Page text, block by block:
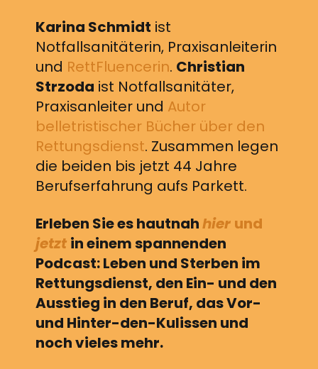
Karina Schmidt ist
Notfallsanitäterin, Praxisanleiterin
und RettFluencerin. Christian
Strzoda ist Notfallsanitäter,
Praxisanleiter und Autor
belletristischer Bücher über den
Rettungsdienst. Zusammen legen
die beiden bis jetzt 44 Jahre
Berufserfahrung aufs Parkett.
Erleben Sie es hautnahhier und
jetzt in einem spannenden
Podcast: Leben und Sterben im
Rettungsdienst, den Ein- und den
Ausstieg in den Beruf, das Vor-
und Hinter-den-Kulissen und
noch vieles mehr.